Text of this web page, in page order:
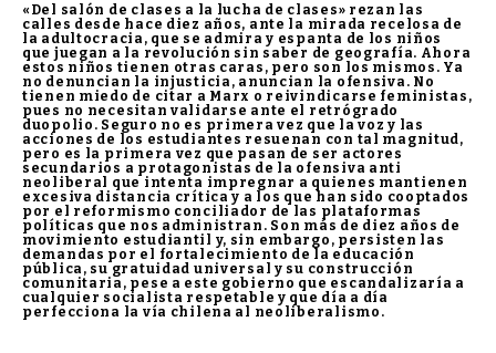
«Del salón de clases a la lucha de clases» rezan las
calles desde hace diez años, ante la mirada recelosa de
la adultocracia, que se admira y espanta de los niños
que juegan a la revolución sin saber de geografía. Ahora
estos niños tienen otras caras, pero son los mismos. Ya
no denuncian la injusticia, anuncian la ofensiva. No
tienen miedo de citar a Marx o reivindicarse feministas,
pues no necesitan validarse ante el retrógrado
duopolio. Seguro no es primera vez que la voz y las
acciones de los estudiantes resuenan con tal magnitud,
pero es la primera vez que pasan de ser actores
secundarios a protagonistas de la ofensiva anti
neoliberal que intenta impregnar a quienes mantienen
excesiva distancia crítica y a los que han sido cooptados
por el reformismo conciliador de las plataformas
políticas que nos administran. Son más de diez años de
movimiento estudiantil y, sin embargo, persisten las
demandas por el fortalecimiento de la educación
pública, su gratuidad universal y su construcción
comunitaria, pese a este gobierno que escandalizaría a
cualquier socialista respetable y que día a día
perfecciona la vía chilena al neoliberalismo.